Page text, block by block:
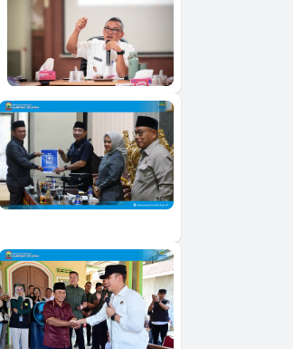
Pesta Mahasiswa
Manajemen FEB
Expo 2025 Sukses
Digelar, Dorong